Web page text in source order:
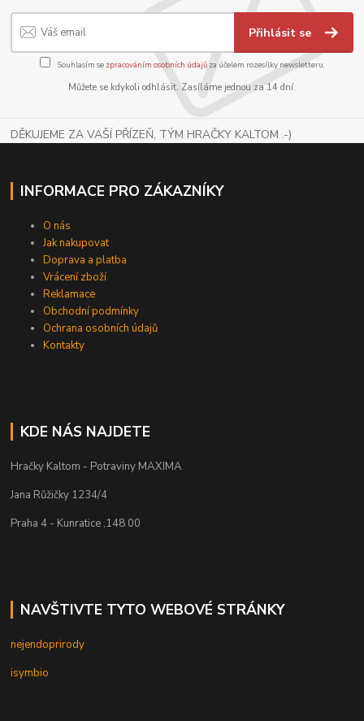
Přihlásit se
Souhlasím se zpracováním osobních údajůza účelem rozesílky newsletteru.
Můžete se kdykoli odhlásit. Zasíláme jednou za 14 dní.
DĚKUJEME ZA VAŠÍ PŘÍZEŇ, TÝM HRAČKY KALTOM .-)
INFORMACE PRO ZÁKAZNÍKY
O nás
Jak nakupovat
Doprava a platba
Vrácení zboží
Reklamace
Obchodní podmínky
Ochrana osobních údajů
Kontakty
KDE NÁS NAJDETE
Hračky Kaltom - Potraviny MAXIMA
Jana Růžičky 1234/4
Praha 4 - Kunratice ,148 00
NAVŠTIVTE TYTO WEBOVÉ STRÁNKY
nejendoprirody
isymbio